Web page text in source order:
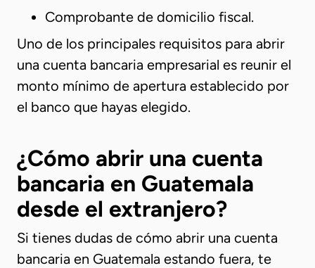
Comprobante de domicilio fiscal.
Uno de los principales requisitos para abrir
una cuenta bancaria empresarial es reunir el
monto mínimo de apertura establecido por
el banco que hayas elegido.
¿Cómo abrir una cuenta
bancaria en Guatemala
desde el extranjero?
Si tienes dudas de cómo abrir una cuenta
bancaria en Guatemala estando fuera, te